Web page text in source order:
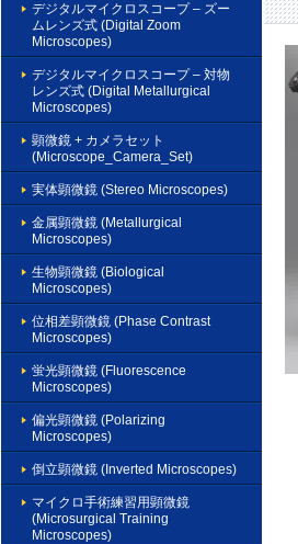
デジタルマイクロスコープ – ズー
ムレンズ式 (Digital Zoom
Microscopes)
デジタルマイクロスコープ – 対物
レンズ式 (Digital Metallurgical
Microscopes)
顕微鏡 + カメラセット
(Microscope_Camera_Set)
実体顕微鏡 (Stereo Microscopes)
金属顕微鏡 (Metallurgical
Microscopes)
生物顕微鏡 (Biological
Microscopes)
位相差顕微鏡 (Phase Contrast
Microscopes)
蛍光顕微鏡 (Fluorescence
Microscopes)
偏光顕微鏡 (Polarizing
Microscopes)
倒立顕微鏡 (Inverted Microscopes)
マイクロ手術練習用顕微鏡
(Microsurgical Training
Microscopes)